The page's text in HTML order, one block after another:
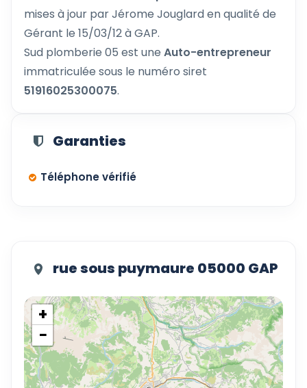
mises à jour par Jérome Jouglard en qualité de
Gérant le 15/03/12 à GAP.
Sud plomberie 05 est une Auto-entrepreneur
immatriculée sous le numéro siret
51916025300075.
Garanties
Téléphone vérifié
rue sous puymaure 05000 GAP
+
−